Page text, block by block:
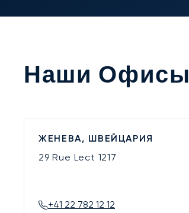
Наши Офисы
ЖЕНЕВА, ШВЕЙЦАРИЯ
29 Rue Lect 1217
+41 22 782 12 12